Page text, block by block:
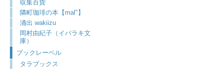
収集百貨
隣町珈琲の本【mal"】
涌出 wakiizu
岡村由紀子（イバラキ文
庫）
ブックレーベル
タラブックス